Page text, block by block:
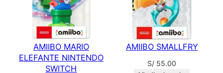
AMIIBO MARIO
ELEFANTE NINTENDO
SWITCH
AMIIBO SMALLFRY
S/ 55.00